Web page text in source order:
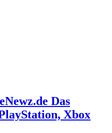
Das
Xbox